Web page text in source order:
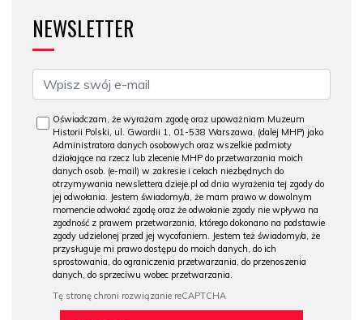
NEWSLETTER
Oświadczam, że wyrażam zgodę oraz upoważniam Muzeum
Historii Polski, ul. Gwardii 1, 01-538 Warszawa, (dalej MHP) jako
Administratora danych osobowych oraz wszelkie podmioty
działające na rzecz lub zlecenie MHP do przetwarzania moich
danych osob. (e-mail) w zakresie i celach niezbędnych do
otrzymywania newslettera dzieje.pl od dnia wyrażenia tej zgody do
jej odwołania. Jestem świadomy/a, że mam prawo w dowolnym
momencie odwołać zgodę oraz że odwołanie zgody nie wpływa na
zgodność z prawem przetwarzania, którego dokonano na podstawie
zgody udzielonej przed jej wycofaniem. Jestem też świadomy/a, że
przysługuje mi prawo dostępu do moich danych, do ich
sprostowania, do ograniczenia przetwarzania, do przenoszenia
danych, do sprzeciwu wobec przetwarzania.